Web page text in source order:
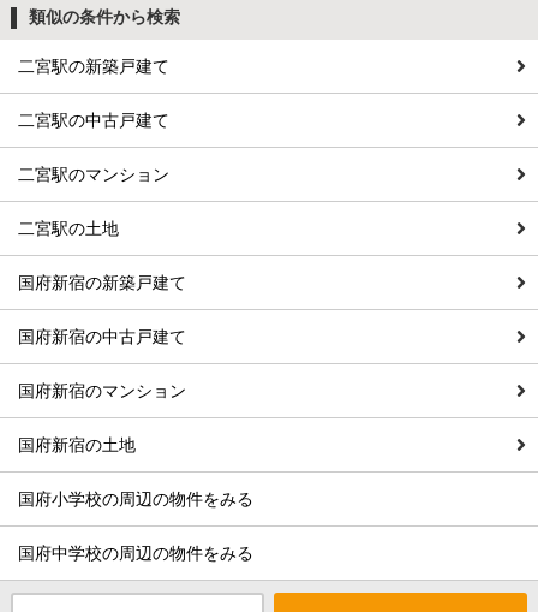
類似の条件から検索
二宮駅の新築戸建て
二宮駅の中古戸建て
二宮駅のマンション
二宮駅の土地
国府新宿の新築戸建て
国府新宿の中古戸建て
国府新宿のマンション
国府新宿の土地
国府小学校の周辺の物件をみる
国府中学校の周辺の物件をみる